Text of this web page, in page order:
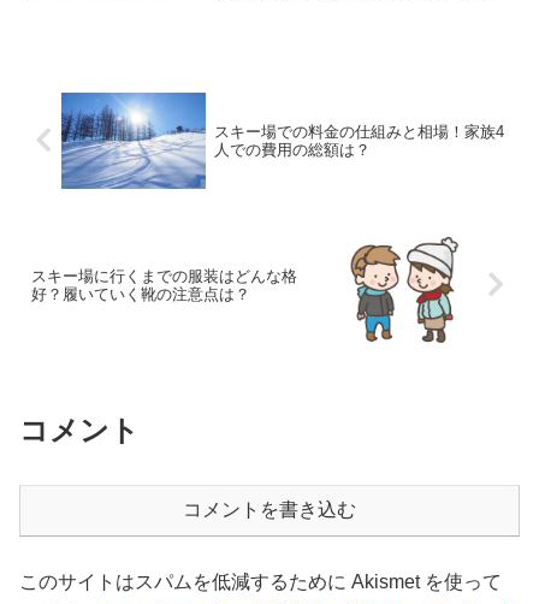
スキー場での料金の仕組みと相場！家族4
人での費用の総額は？
スキー場に行くまでの服装はどんな格
好？履いていく靴の注意点は？
コメント
コメントを書き込む
このサイトはスパムを低減するために Akismet を使って